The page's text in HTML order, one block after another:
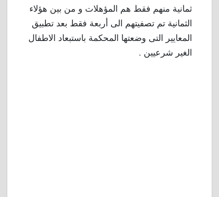
ثمانية منهم فقط هم المؤهلات و من بين هؤلاء
الثمانية تم تصفيتهم الى أربعة فقط بعد تطبيق
المعايير التى وضعتها المحكمة باستبعاد الاطفال
الغير شرعيين .